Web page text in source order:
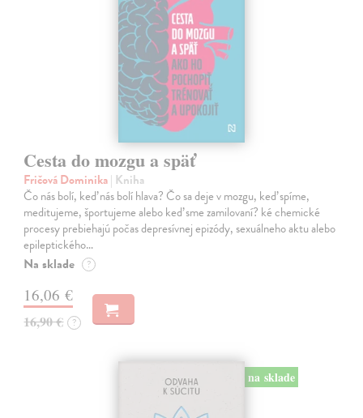
Cesta do mozgu a späť
Fričová Dominika| Kniha
Čo nás bolí, keď nás bolí hlava? Čo sa deje v mozgu, keď spíme,
meditujeme, športujeme alebo keď sme zamilovaní? ké chemické
procesy prebiehajú počas depresívnej epizódy, sexuálneho aktu alebo
epileptického…
Na sklade ?
16,06 €
16,90 € ?
na sklade